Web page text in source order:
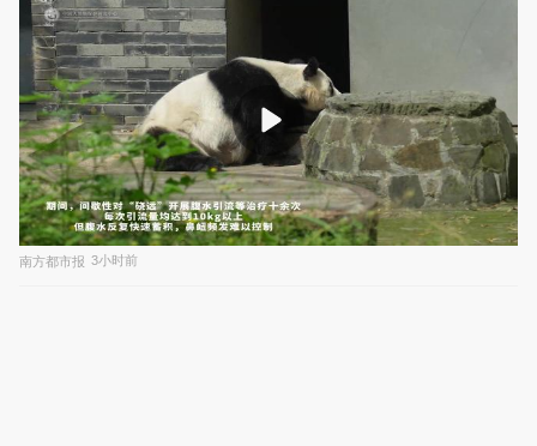
南方都市报 3小时前